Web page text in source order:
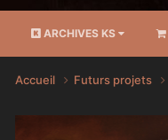
ARCHIVES KS
Accueil Futurs projets